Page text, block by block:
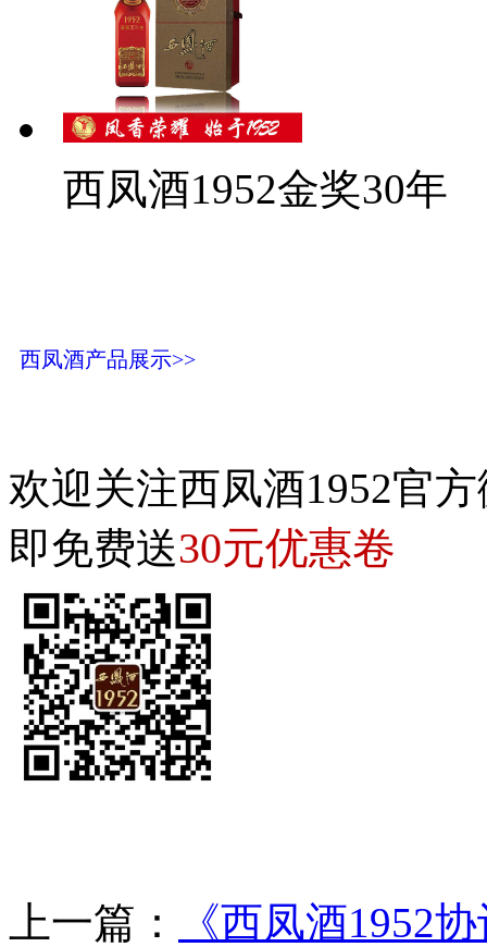
西凤酒1952金奖30年
西凤酒产品展示>>
欢迎关注西凤酒1952官
即免费送30元优惠卷
上一篇：
《西凤酒1952